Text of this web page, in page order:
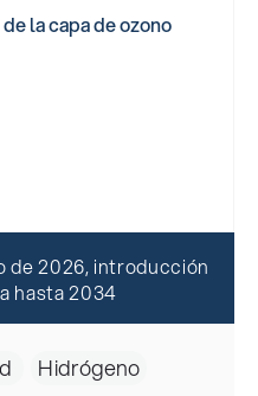
la capa de ozono
de 2026, introducción
hasta 2034
Hidrógeno